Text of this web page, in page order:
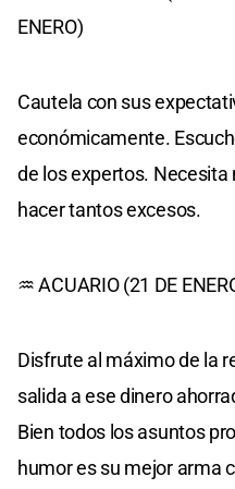
ENERO)
Cautela con sus
económicamente.
de los expertos. Necesita
hacer tantos excesos.
♒ ACUARIO (21 DE
Disfrute al máximo de la
salida a ese dinero
Bien todos los asuntos
humor es su mejor arma